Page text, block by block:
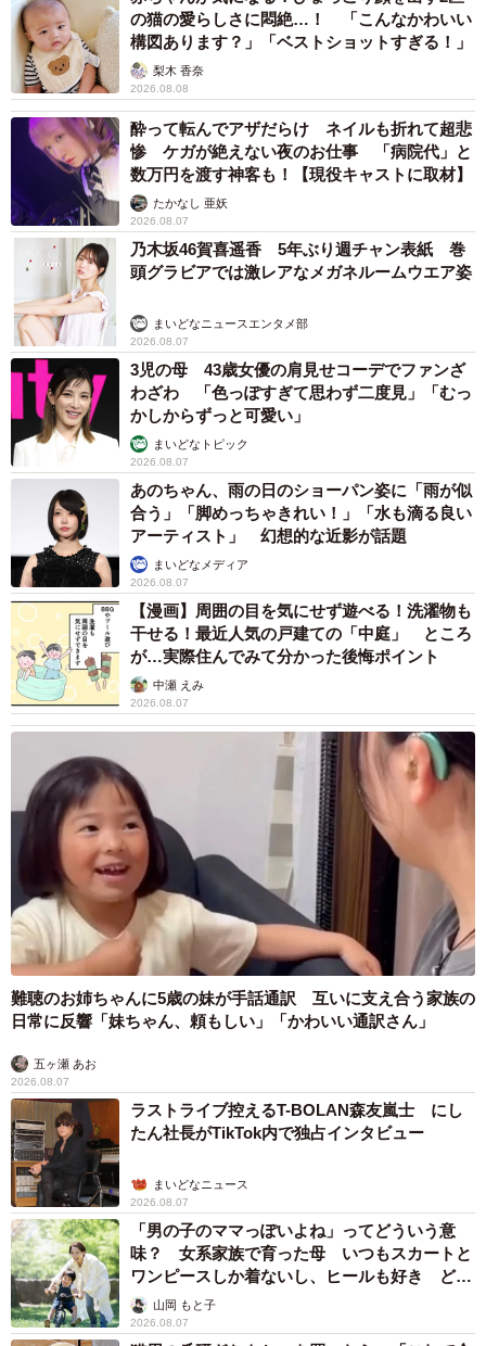
の猫の愛らしさに悶絶…！ 「こんなかわいい
構図あります？」「ベストショットすぎる！」
梨木 香奈
2026.08.08
酔って転んでアザだらけ ネイルも折れて超悲
惨 ケガが絶えない夜のお仕事 「病院代」と
数万円を渡す神客も！【現役キャストに取材】
たかなし 亜妖
2026.08.07
乃木坂46賀喜遥香 5年ぶり週チャン表紙 巻
頭グラビアでは激レアなメガネルームウエア姿
まいどなニュースエンタメ部
2026.08.07
3児の母 43歳女優の肩見せコーデでファンざ
わざわ 「色っぽすぎて思わず二度見」「むっ
かしからずっと可愛い」
まいどなトピック
2026.08.07
あのちゃん、雨の日のショーパン姿に「雨が似
合う」「脚めっちゃきれい！」「水も滴る良い
アーティスト」 幻想的な近影が話題
まいどなメディア
2026.08.07
【漫画】周囲の目を気にせず遊べる！洗濯物も
干せる！最近人気の戸建ての「中庭」 ところ
が…実際住んでみて分かった後悔ポイント
中瀬 えみ
2026.08.07
難聴のお姉ちゃんに5歳の妹が手話通訳 互いに支え合う家族の
日常に反響「妹ちゃん、頼もしい」「かわいい通訳さん」
五ヶ瀬 あお
2026.08.07
ラストライブ控えるT-BOLAN森友嵐士 にし
たん社長がTikTok内で独占インタビュー
まいどなニュース
2026.08.07
「男の子のママっぽいよね」ってどういう意
味？ 女系家族で育った母 いつもスカートと
ワンピースしか着ないし、ヒールも好き どの
へんが…
山岡 もと子
2026.08.07